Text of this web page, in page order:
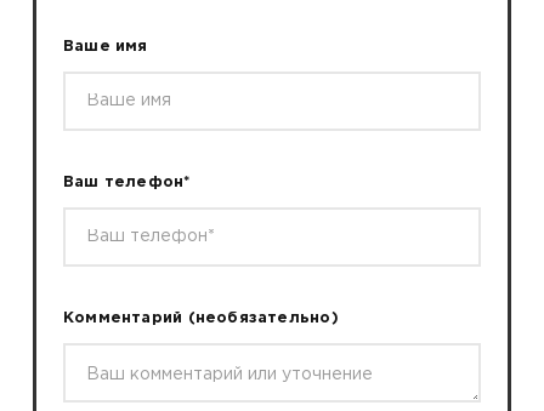
Ваше имя
Ваш телефон*
Комментарий (необязательно)